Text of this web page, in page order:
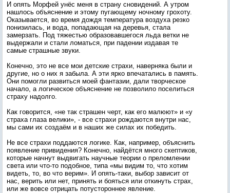
И опять Морфей унёс меня в страну сновидений. А утром
нашлось объяснение и этому пугающему ночному грохоту.
Оказывается, во время дождя температура воздуха резко
понизилась, и вода, попадающая на деревья, стала
замерзать. Под тяжестью образовавшегося льда ветки не
выдержали и стали ломаться, при падении издавая те
самые страшные звуки.
Конечно, это не все мои детские страхи, наверняка были и
другие, но о них я забыла. А эти ярко впечатались в память.
Они помогли развиться моей фантазии, дали творческое
начало, а логическое объяснение не позволило поселиться
страху надолго.
Как говорится, «не так страшен черт, как его малюют» и «у
страха глаза велики», - все страхи рождаются внутри нас,
мы сами их создаём и в наших же силах их победить.
Не все страхи поддаются логике. Как, например, объяснить
появление привидения? Конечно, найдётся много скептиков,
которые начнут выдвигать научные теории о преломлении
света или что-то подобное, типа «мы видим то, что хотим
видеть, то, во что верим». И опять-таки, выбор зависит от
нас, верить или нет, принять и бояться или откинуть страх,
или же вовсе отрицать потустороннее явление.